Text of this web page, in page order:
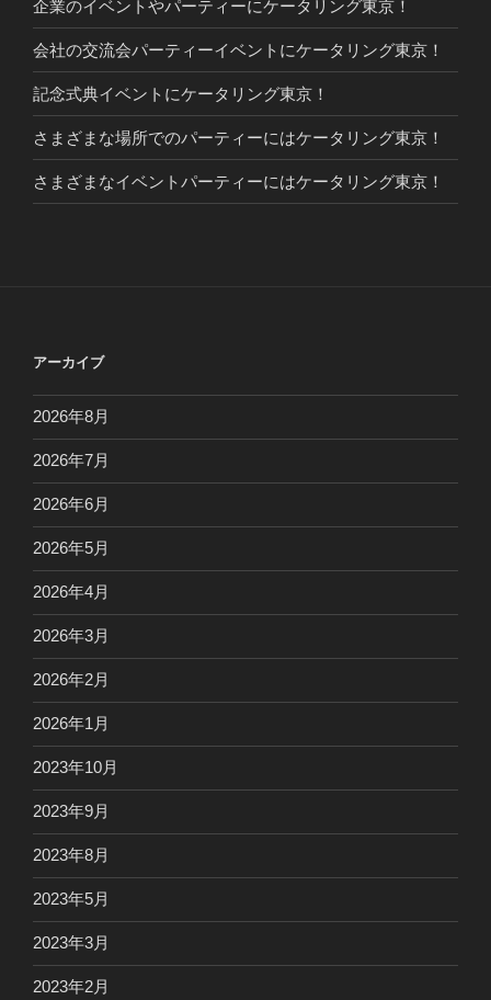
企業のイベントやパーティーにケータリング東京！
会社の交流会パーティーイベントにケータリング東京！
記念式典イベントにケータリング東京！
さまざまな場所でのパーティーにはケータリング東京！
さまざまなイベントパーティーにはケータリング東京！
アーカイブ
2026年8月
2026年7月
2026年6月
2026年5月
2026年4月
2026年3月
2026年2月
2026年1月
2023年10月
2023年9月
2023年8月
2023年5月
2023年3月
2023年2月